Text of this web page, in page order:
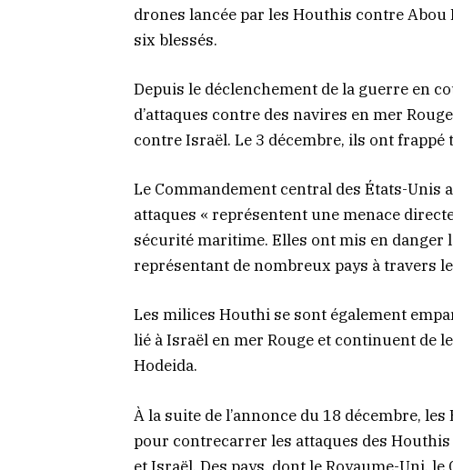
drones lancée par les Houthis contre
six blessés.
Depuis le déclenchement de la guerre en
d’attaques contre des navires en mer
contre Israël. Le 3 décembre, ils ont
Le Commandement central des États-Unis
attaques « représentent une menace
sécurité maritime. Elles ont mis en danger
représentant de nombreux pays à travers
Les milices Houthi se sont également
lié à Israël en mer Rouge et continuent de
Hodeida.
À la suite de l’annonce du 18 décembre,
pour contrecarrer les attaques des
et Israël. Des pays, dont le Royaume-Uni,